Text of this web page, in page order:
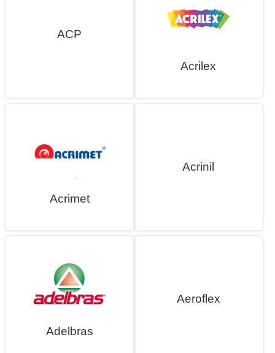
ACP
Acrilex
Acrimet
Acrinil
Adelbras
Aeroflex